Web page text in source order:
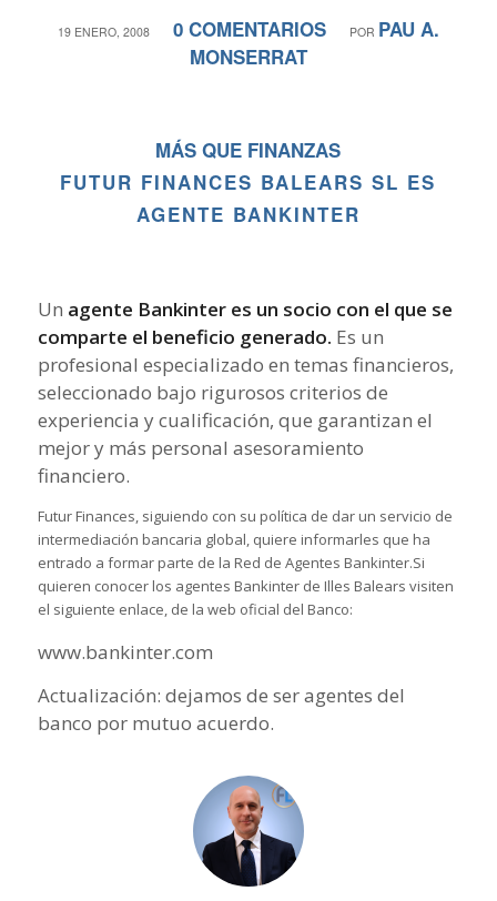
19 ENERO, 2008
/ 0 COMENTARIOS
/ POR PAU A.
MONSERRAT
MÁS QUE FINANZAS
FUTUR FINANCES BALEARS SL ES
AGENTE BANKINTER
Un agente Bankinter es un socio con el que se
comparte el beneficio generado. Es un
profesional especializado en temas financieros,
seleccionado bajo rigurosos criterios de
experiencia y cualificación, que garantizan el
mejor y más personal asesoramiento
financiero.
Futur Finances, siguiendo con su política de dar un servicio de
intermediación bancaria global, quiere informarles que ha
entrado a formar parte de la Red de Agentes Bankinter.Si
quieren conocer los agentes Bankinter de Illes Balears visiten
el siguiente enlace, de la web oficial del Banco:
www.bankinter.com
Actualización: dejamos de ser agentes del
banco por mutuo acuerdo.